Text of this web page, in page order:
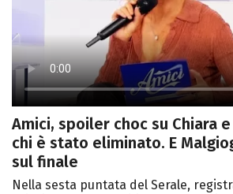
Amici, spoiler choc su Chiara
chi è stato eliminato. E
sul finale
Nella sesta puntata del Serale,